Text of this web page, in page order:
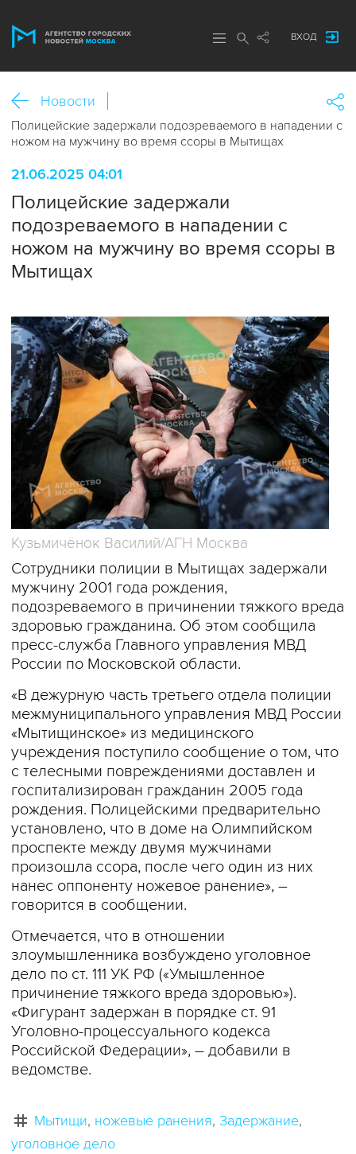
ВХОД
Новости
Полицейские задержали подозреваемого в нападении с
ножом на мужчину во время ссоры в Мытищах
21.06.2025 04:01
Полицейские задержали
подозреваемого в нападении с
ножом на мужчину во время ссоры в
Мытищах
Кузьмичёнок Василий/АГН Москва
Сотрудники полиции в Мытищах задержали
мужчину 2001 года рождения,
подозреваемого в причинении тяжкого вреда
здоровью гражданина. Об этом сообщила
пресс-служба Главного управления МВД
России по Московской области.
«В дежурную часть третьего отдела полиции
межмуниципального управления МВД России
«Мытищинское» из медицинского
учреждения поступило сообщение о том, что
с телесными повреждениями доставлен и
госпитализирован гражданин 2005 года
рождения. Полицейскими предварительно
установлено, что в доме на Олимпийском
проспекте между двумя мужчинами
произошла ссора, после чего один из них
нанес оппоненту ножевое ранение», –
говорится в сообщении.
Отмечается, что в отношении
злоумышленника возбуждено уголовное
дело по ст. 111 УК РФ («Умышленное
причинение тяжкого вреда здоровью»).
«Фигурант задержан в порядке ст. 91
Уголовно-процессуального кодекса
Российской Федерации», – добавили в
ведомстве.
Мытищи ножевые ранения Задержание
уголовное дело